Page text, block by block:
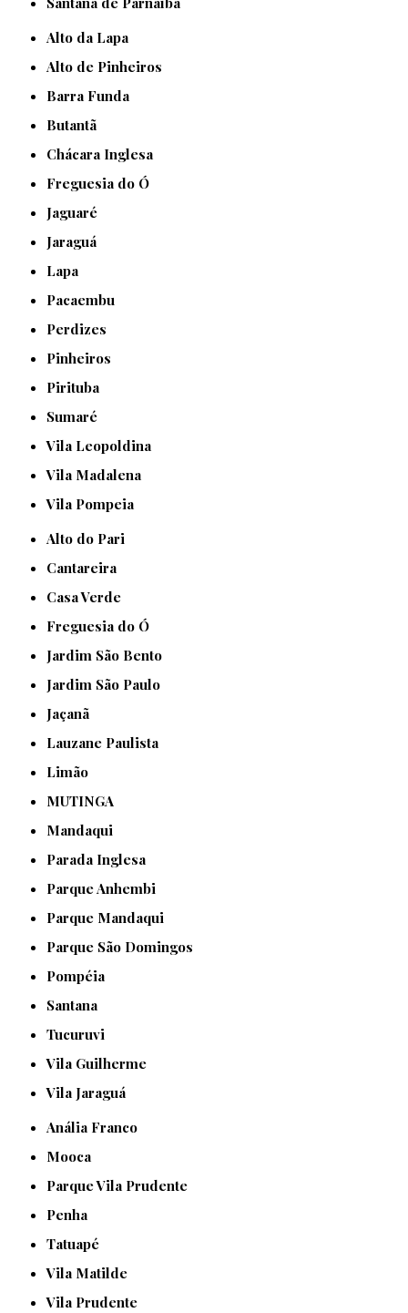
Alto da Lapa
Alto de Pinheiros
Barra Funda
Butantã
Chácara Inglesa
Freguesia do Ó
Jaguaré
Jaraguá
Lapa
Pacaembu
Perdizes
Pinheiros
Pirituba
Sumaré
Vila Leopoldina
Vila Madalena
Vila Pompeia
Alto do Pari
Cantareira
Casa Verde
Freguesia do Ó
Jardim São Bento
Jardim São Paulo
Jaçanã
Lauzane Paulista
Limão
MUTINGA
Mandaqui
Parada Inglesa
Parque Anhembi
Parque Mandaqui
Parque São Domingos
Pompéia
Santana
Tucuruvi
Vila Guilherme
Vila Jaraguá
Anália Franco
Mooca
Parque Vila Prudente
Penha
Tatuapé
Vila Matilde
Vila Prudente